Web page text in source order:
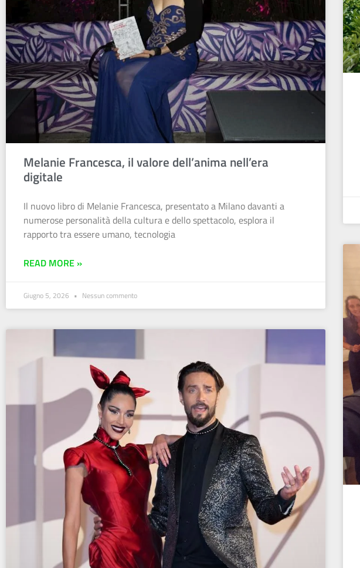
Melanie Francesca, il valore dell’anima nell’era
digitale
Il nuovo libro di Melanie Francesca, presentato a Milano davanti a
numerose personalità della cultura e dello spettacolo, esplora il
rapporto tra essere umano, tecnologia
READ MORE »
Giugno 5, 2026 Nessun commento